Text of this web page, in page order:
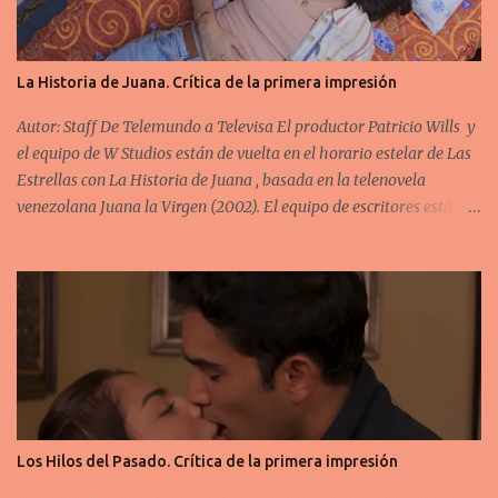
La Historia de Juana. Crítica de la primera impresión
Autor: Staff De Telemundo a Televisa El productor Patricio Wills y
el equipo de W Studios están de vuelta en el horario estelar de Las
Estrellas con La Historia de Juana , basada en la telenovela
venezolana Juana la Virgen (2002). El equipo de escritores está
Reyes ) y Felipe Silva ( Enemigo Íntimo ). Todos ellos veteranos en
el mundo de los melodramas. La pareja protagónica está formada
por Camila Valero (bisnieta de Silvia Pinal ) y Brandon Peniche .
Para ella se trata de su primera telenovela en Televisa y para él su
primer protagónico en el horario estelar del canal. Los
antagonistas principales son Irina Baeva , Fabiola Guajardo y
Bravo ( Camila Valero ), una joven que está feliz porque por fin
Los Hilos del Pasado. Crítica de la primera impresión